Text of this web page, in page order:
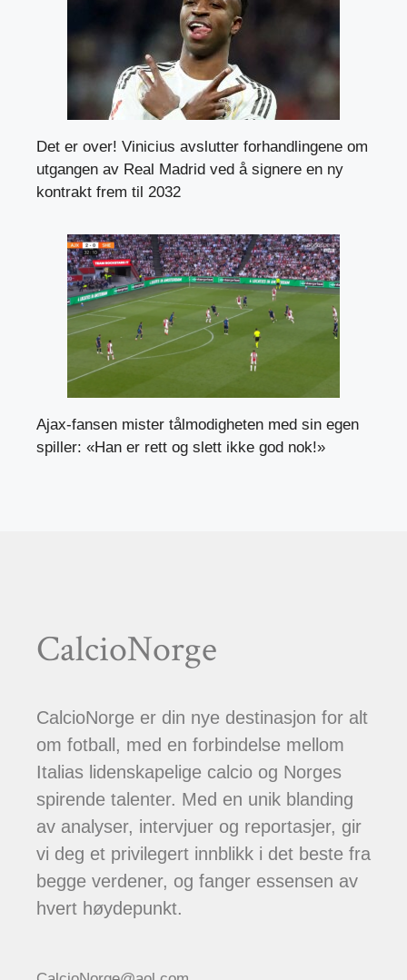
Det er over! Vinicius avslutter forhandlingene om
utgangen av Real Madrid ved å signere en ny
kontrakt frem til 2032
Ajax-fansen mister tålmodigheten med sin egen
spiller: «Han er rett og slett ikke god nok!»
CalcioNorge
CalcioNorge er din nye destinasjon for alt
om fotball, med en forbindelse mellom
Italias lidenskapelige calcio og Norges
spirende talenter. Med en unik blanding
av analyser, intervjuer og reportasjer, gir
vi deg et privilegert innblikk i det beste fra
begge verdener, og fanger essensen av
hvert høydepunkt.